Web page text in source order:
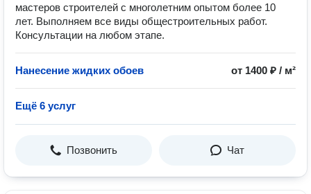
мастеров строителей с многолетним опытом более 10
лет. Выполняем все виды общестроительных работ.
Консультации на любом этапе.
Нанесение жидких обоев от 1400 ₽ / м²
Ещё 6 услуг
Позвонить Чат